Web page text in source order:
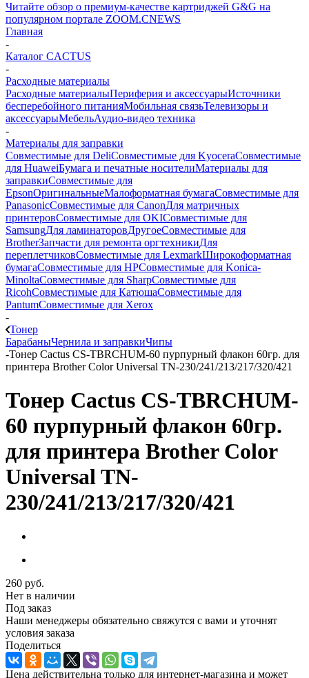
Читайте обзор о премиум-качестве картриджей G&G на
популярном портале ZOOM.CNEWS
Главная
-
Каталог CACTUS
-
Расходные материалы
Расходные материалыПериферия и аксессуарыИсточники
бесперебойного питанияМобильная связьТелевизоры и
аксессуарыМебельАудио-видео техника
-
Материалы для заправки
Совместимые для DeliСовместимые для KyoceraСовместимые
для HuaweiБумага и печатные носителиМатериалы для
заправкиСовместимые для
EpsonОригинальныеМалоформатная бумагаСовместимые для
PanasonicСовместимые для CanonДля матричных
принтеровСовместимые для OKIСовместимые для
SamsungДля ламинаторовДругоеСовместимые для
BrotherЗапчасти для ремонта оргтехникиДля
переплетчиковСовместимые для LexmarkШирокоформатная
бумагаСовместимые для HPСовместимые для Konica-
MinoltaСовместимые для SharpСовместимые для
RicohСовместимые для КатюшаСовместимые для
PantumСовместимые для Xerox
-
Тонер
БарабаныЧернила и заправкиЧипы
-Тонер Cactus CS-TBRCHUM-60 пурпурный флакон 60гр. для
принтера Brother Color Universal TN-230/241/213/217/320/421
Тонер Cactus CS-TBRCHUM-
60 пурпурный флакон 60гр.
для принтера Brother Color
Universal TN-
230/241/213/217/320/421
260 руб.
Нет в наличии
Под заказ
Наши менеджеры обязательно свяжутся с вами и уточнят
условия заказа
Поделиться
Цена действительна только для интернет-магазина и может